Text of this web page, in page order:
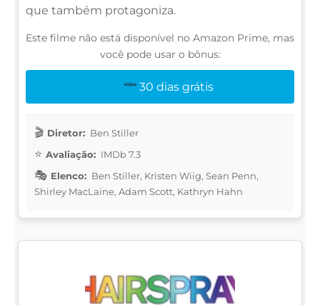
que também protagoniza.
Este filme não está disponível no Amazon Prime, mas
você pode usar o bônus:
30 dias grátis
Diretor: Ben Stiller
Avaliação: IMDb 7.3
Elenco: Ben Stiller, Kristen Wiig, Sean Penn,
Shirley MacLaine, Adam Scott, Kathryn Hahn